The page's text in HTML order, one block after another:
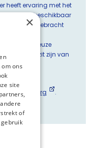
heeft ervaring met het
en is beschikbaar
infuus ingebracht
veneuze
in het bezit zijn van
.
×
ons
site
of